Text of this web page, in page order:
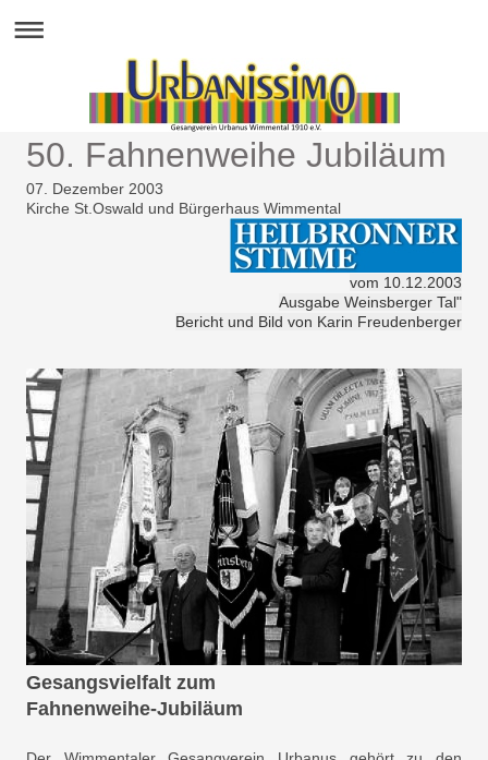
50. Fahnenweihe Jubiläum
07. Dezember 2003
Kirche St.Oswald und Bürgerhaus Wimmental
vom 10.12.2003
Ausgabe Weinsberger Tal"
Bericht und Bild von Karin Freudenberger
Gesangsvielfalt zum
Fahnenweihe-Jubiläum